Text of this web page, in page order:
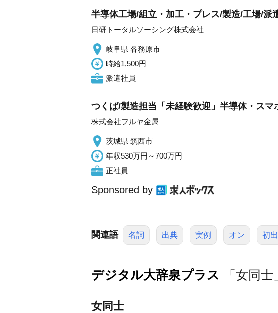
半導体工場/組立・加工・プレス/製造/工場/派
日研トータルソーシング株式会社
岐阜県 各務原市
時給1,500円
派遣社員
つくば/製造担当「未経験歓迎」半導体・ス
株式会社フルヤ金属
茨城県 筑西市
年収530万円～700万円
正社員
Sponsored by
関連語 名詞 出典 実例 オン 初出
デジタル大辞泉プラス 「女同
女同士